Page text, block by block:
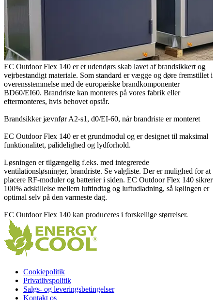
EC Outdoor Flex 140 er et udendørs skab lavet af brandsikkert og
vejrbestandigt materiale. Som standard er vægge og døre fremstillet i
overensstemmelse med de europæiske brandkomponenter
BD60/EI60. Brandriste kan monteres på vores fabrik eller
eftermonteres, hvis behovet opstår.
Brandsikker jævnfør A2-s1, d0/EI-60, når brandriste er monteret
EC Outdoor Flex 140 er et grundmodul og er designet til maksimal
funktionalitet, pålidelighed og lydforhold.
Løsningen er tilgængelig f.eks. med integrerede
ventilationsløsninger, brandriste. Se valgliste. Der er mulighed for at
placere RF-moduler og batterier i siden. EC Outdoor Flex 140 sikrer
100% adskillelse mellem luftindtag og luftudladning, så kølingen er
optimal selv på den varmeste dag.
EC Outdoor Flex 140 kan produceres i forskellige størrelser.
Cookiepolitik
Privatlivspolitik
Salgs- og leveringsbetingelser
Kontakt os